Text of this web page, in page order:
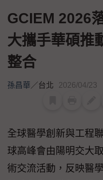
GCIEM 2026
大攜手華碩推
整合
孫昌華／台北 2026/04/23
全球醫學創新與工程
球高峰會由陽明交大
術交流活動，反映醫